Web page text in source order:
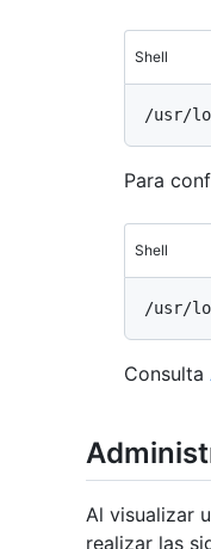
Shell
Para
Shell
Consulta
Al visualizar
realizar las